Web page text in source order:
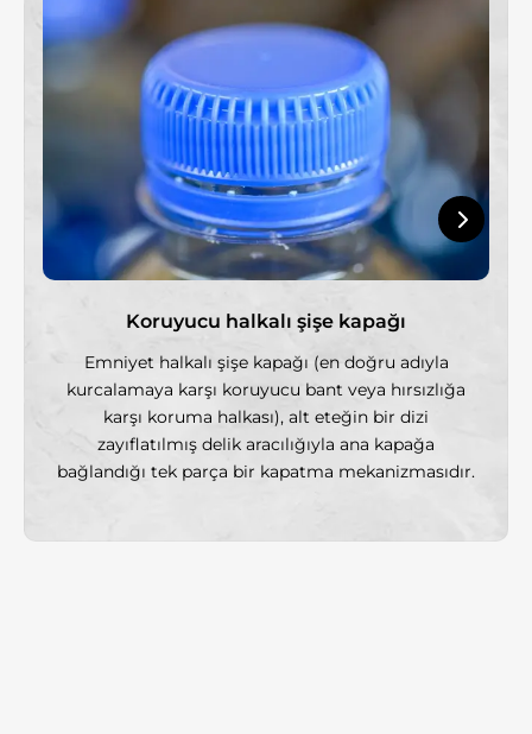
Koruyucu halkalı şişe kapağı
Emniyet halkalı şişe kapağı (en doğru adıyla
kurcalamaya karşı koruyucu bant veya hırsızlığa
karşı koruma halkası), alt eteğin bir dizi
zayıflatılmış delik aracılığıyla ana kapağa
bağlandığı tek parça bir kapatma mekanizmasıdır.